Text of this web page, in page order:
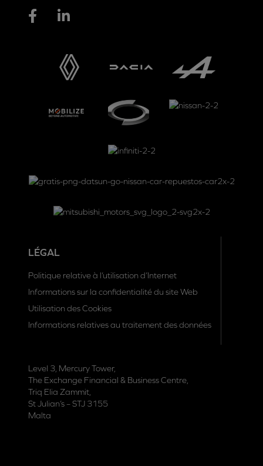
LÉGAL
Politique relative à l’utilisation d’Internet
Informations sur la confidentialité du site Web
Utilisation des Cookies
Informations relatives au traitement des données
Level 3, Mercury Tower,
The Exchange Financial & Business Centre,
Triq Elia Zammit,
St Julian’s – STJ 3155
Malta